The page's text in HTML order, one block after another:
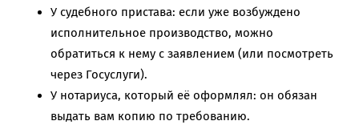
У судебного пристава: если уже возбуждено
исполнительное производство, можно
обратиться к нему с заявлением (или посмотреть
через Госуслуги).
У нотариуса, который её оформлял: он обязан
выдать вам копию по требованию.